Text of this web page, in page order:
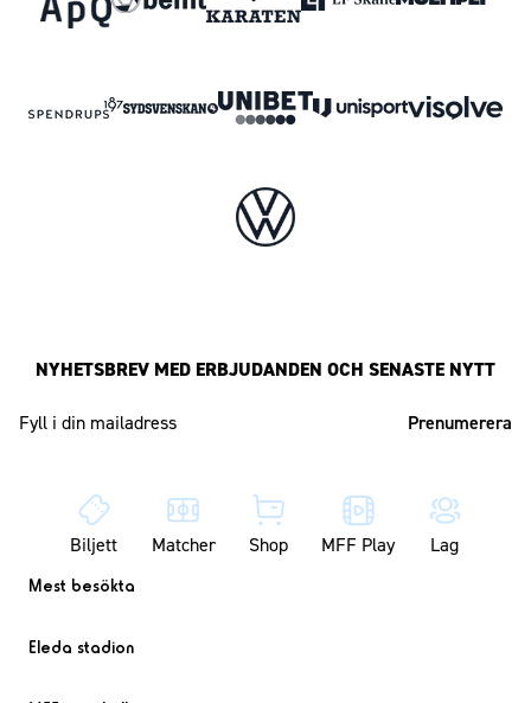
NYHETSBREV MED ERBJUDANDEN OCH SENASTE NYTT
Biljett Matcher Shop MFF Play Lag
Mest besökta
Eleda stadion